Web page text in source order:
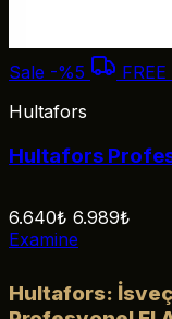
Sale -%5
Hultafors
Hultafors
6.640₺ 6.989₺
Examine
Hultafors: İsveç